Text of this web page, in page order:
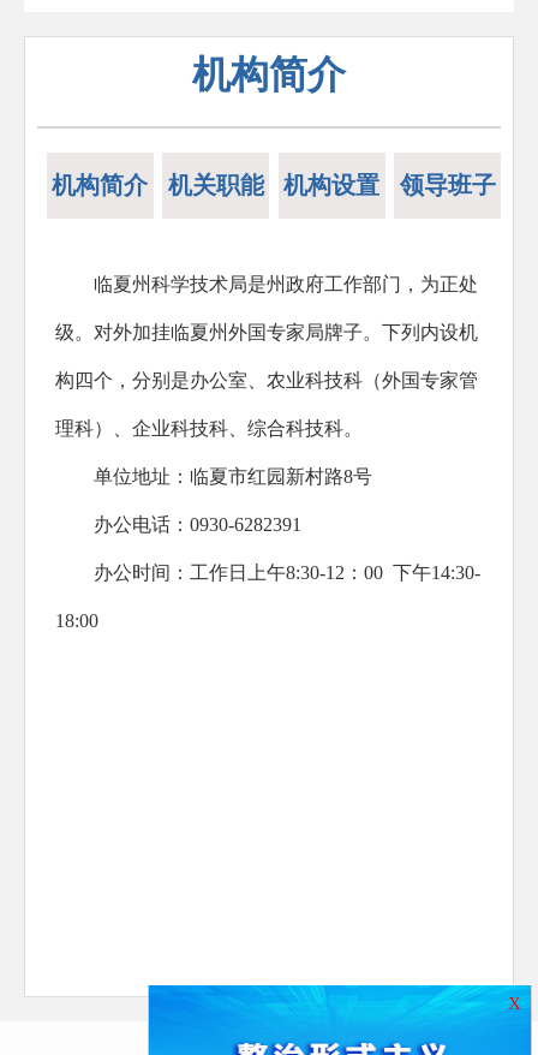
机构简介
机构简介 机关职能 机构设置 领导班子
临夏州科学技术局是州政府工作部门，为正处
级。对外加挂临夏州外国专家局牌子。下列内设机
构四个，分别是办公室、农业科技科（外国专家管
理科）、企业科技科、综合科技科。
单位地址：临夏市红园新村路8号
办公电话：0930-6282391
办公时间：工作日上午8:30-12：00 下午14:30-
18:00
X